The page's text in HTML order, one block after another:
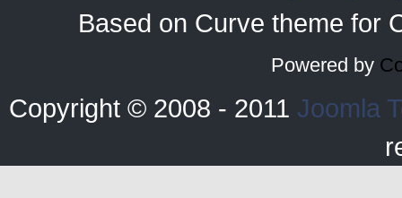
Based on Curve theme for
Powered by
Copyright © 2008 - 2011 Joomla